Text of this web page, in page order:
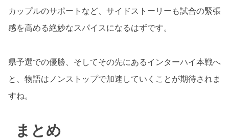
カップルのサポートなど、サイドストーリーも試合の緊張
感を高める絶妙なスパイスになるはずです。
県予選での優勝、そしてその先にあるインターハイ本戦へ
と、物語はノンストップで加速していくことが期待されま
すね。
まとめ